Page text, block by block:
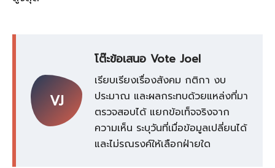
VJ
โต๊ะข้อเสนอ Vote Joel
เรียบเรียงเรื่องสังคม กติกา งบ
ประมาณ และผลกระทบด้วยแหล่งที่มา
ตรวจสอบได้ แยกข้อเท็จจริงจาก
ความเห็น ระบุวันที่เมื่อข้อมูลเปลี่ยนได้
และไม่รณรงค์ให้เลือกฝ่ายใด